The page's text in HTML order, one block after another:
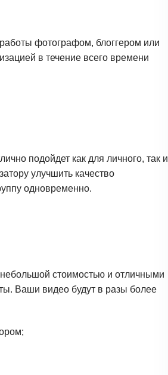
фотографом, блоггером или
в течение всего времени
подойдет как для личного, так и
улучшить качество
одновременно.
стоимостью и отличными
Ваши видео будут в разы более